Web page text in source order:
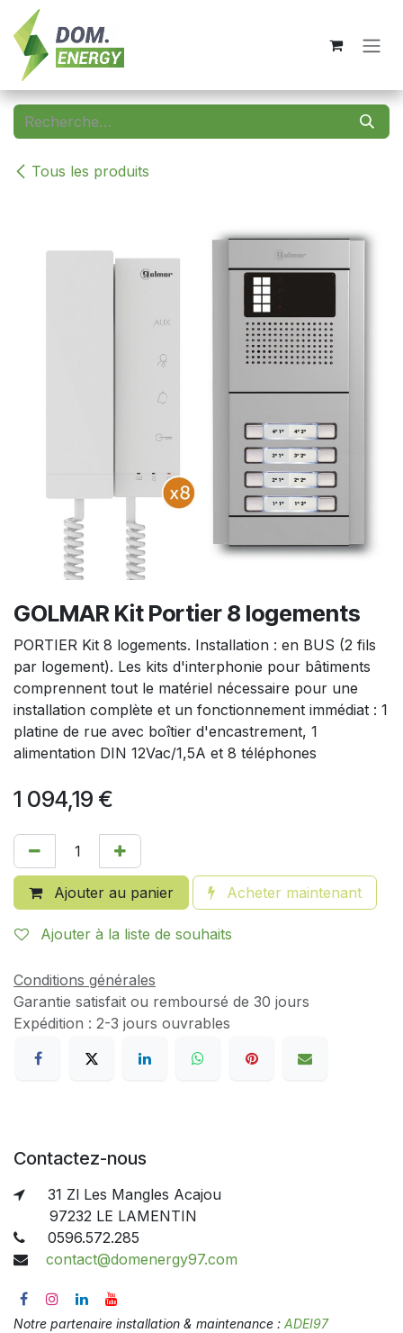
Se rendre au contenu
Tous les produits
GOLMAR Kit Portier 8 logements
PORTIER Kit 8 logements. Installation : en BUS (2 fils
par logement). Les kits d'interphonie pour bâtiments
comprennent tout le matériel nécessaire pour une
installation complète et un fonctionnement immédiat : 1
platine de rue avec boîtier d'encastrement, 1
alimentation DIN 12Vac/1,5A et 8 téléphones
1 094,19 €
Ajouter au panier Acheter maintenant
Ajouter à la liste de souhaits
Conditions générales
Garantie satisfait ou remboursé de 30 jours
Expédition : 2-3 jours ouvrables
Contactez-nous
31 Zl Les Mangles Acajou
97232 LE LAMENTIN
0596.572.285
contact@domenergy97.com
Notre partenaire installation & maintenance : ADEI97